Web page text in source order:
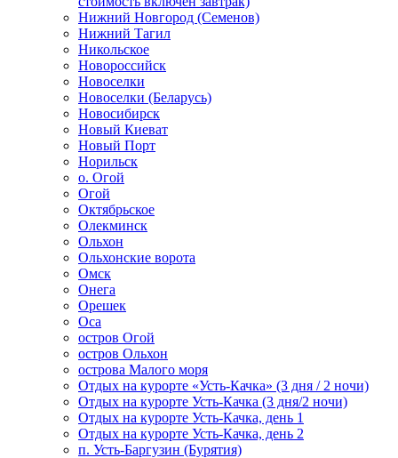
Нижний Новгород (Семенов)
Нижний Тагил
Никольское
Новороссийск
Новоселки
Новоселки (Беларусь)
Новосибирск
Новый Киеват
Новый Порт
Норильск
о. Огой
Огой
Октябрьское
Олекминск
Ольхон
Ольхонские ворота
Омск
Онега
Орешек
Оса
остров Огой
остров Ольхон
острова Малого моря
Отдых на курорте «Усть-Качка» (3 дня / 2 ночи)
Отдых на курорте Усть-Качка (3 дня/2 ночи)
Отдых на курорте Усть-Качка, день 1
Отдых на курорте Усть-Качка, день 2
п. Усть-Баргузин (Бурятия)